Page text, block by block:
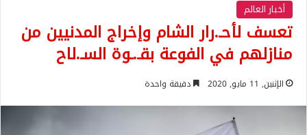
أخبار العالم
تعسف لأحـ.رار الشام وإخراج المدنيين من
منازلهم في الفوعة بقـ.ـوة السـ.لاح
الإثنين, 11 مايو, 2020 دقيقة واحدة